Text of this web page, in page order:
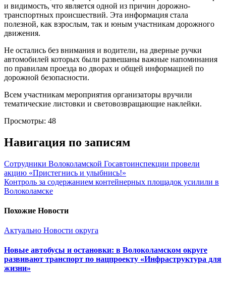
и видимость, что является одной из причин дорожно-
транспортных происшествий. Эта информация стала
полезной, как взрослым, так и юным участникам дорожного
движения.
Не остались без внимания и водители, на дверные ручки
автомобилей которых были развешаны важные напоминания
по правилам проезда во дворах и общей информацией по
дорожной безопасности.
Всем участникам мероприятия организаторы вручили
тематические листовки и световозвращающие наклейки.
Просмотры: 48
Навигация по записям
Сотрудники Волоколамской Госавтоинспекции провели
акцию «Пристегнись и улыбнись!»
Контроль за содержанием контейнерных площадок усилили в
Волоколамске
Похожие Новости
Актуально Новости округа
Новые автобусы и остановки: в Волоколамском округе
развивают транспорт по нацпроекту «Инфраструктура для
жизни»